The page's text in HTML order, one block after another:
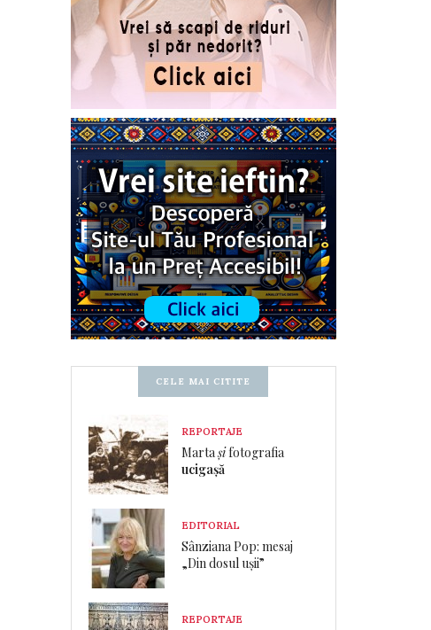
CELE MAI CITITE
REPORTAJE
Martașifotografia
ucigașă
EDITORIAL
Sânziana Pop: mesaj
„Din dosul ușii”
REPORTAJE